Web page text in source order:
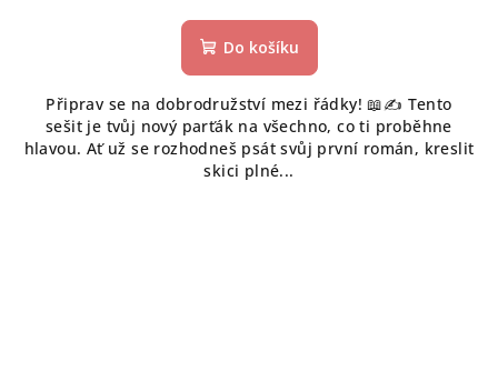
Do košíku
Připrav se na dobrodružství mezi řádky! 📖✍️ Tento
sešit je tvůj nový parťák na všechno, co ti proběhne
hlavou. Ať už se rozhodneš psát svůj první román, kreslit
skici plné...